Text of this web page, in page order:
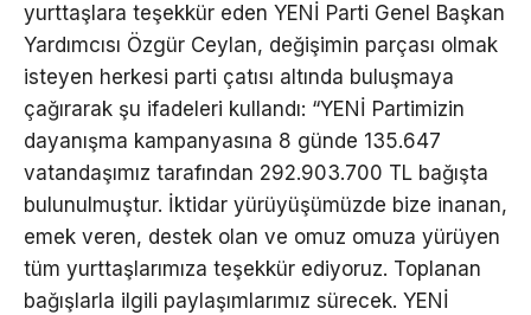
yurttaşlara teşekkür eden YENİ Parti Genel Başkan
Yardımcısı Özgür Ceylan, değişimin parçası olmak
isteyen herkesi parti çatısı altında buluşmaya
çağırarak şu ifadeleri kullandı: “YENİ Partimizin
dayanışma kampanyasına 8 günde 135.647
vatandaşımız tarafından 292.903.700 TL bağışta
bulunulmuştur. İktidar yürüyüşümüzde bize inanan,
emek veren, destek olan ve omuz omuza yürüyen
tüm yurttaşlarımıza teşekkür ediyoruz. Toplanan
bağışlarla ilgili paylaşımlarımız sürecek. YENİ